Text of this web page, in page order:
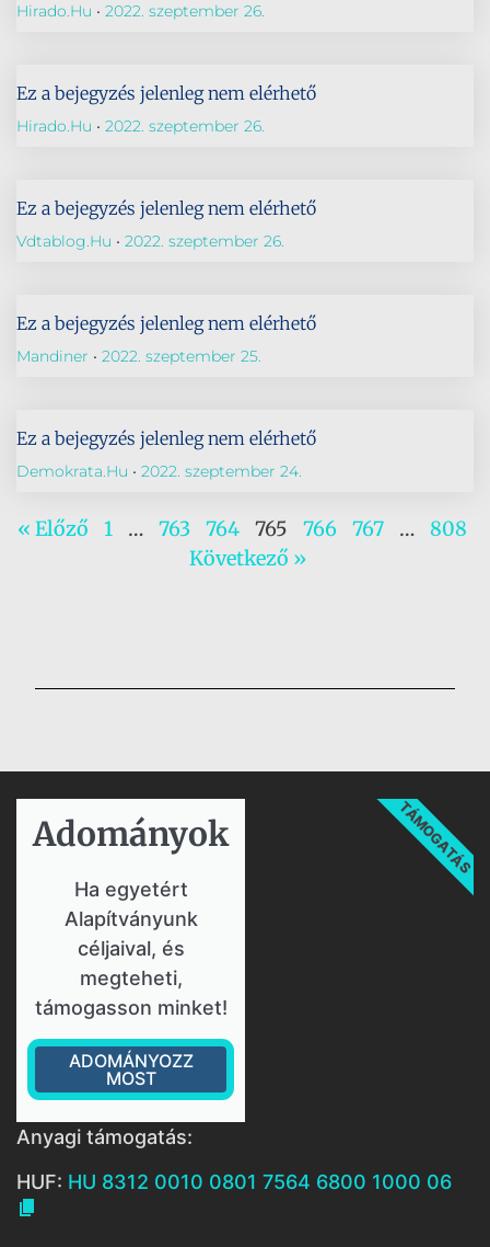
Hirado.hu 2022. szeptember 26.
Ez a bejegyzés jelenleg nem elérhető
Hirado.hu 2022. szeptember 26.
Ez a bejegyzés jelenleg nem elérhető
Vdtablog.hu 2022. szeptember 26.
Ez a bejegyzés jelenleg nem elérhető
Mandiner 2022. szeptember 25.
Ez a bejegyzés jelenleg nem elérhető
Demokrata.hu 2022. szeptember 24.
« Előző 1 … 763 764 765 766 767 …
808
Következő »
Adományok​
Ha egyetért
Alapítványunk
céljaival, és
megteheti,
támogasson minket!
ADOMÁNYOZZ
MOST
TÁMOGATÁS
Anyagi támogatás:
HUF: HU 8312 0010 0801 7564 6800 1000 06
